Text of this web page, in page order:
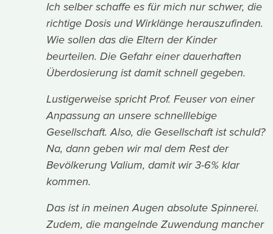
Ich selber schaffe es für mich nur schwer, die
richtige Dosis und Wirklänge herauszufinden.
Wie sollen das die Eltern der Kinder
beurteilen. Die Gefahr einer dauerhaften
Überdosierung ist damit schnell gegeben.
Lustigerweise spricht Prof. Feuser von einer
Anpassung an unsere schnelllebige
Gesellschaft. Also, die Gesellschaft ist schuld?
Na, dann geben wir mal dem Rest der
Bevölkerung Valium, damit wir 3-6% klar
kommen.
Das ist in meinen Augen absolute Spinnerei.
Zudem, die mangelnde Zuwendung mancher